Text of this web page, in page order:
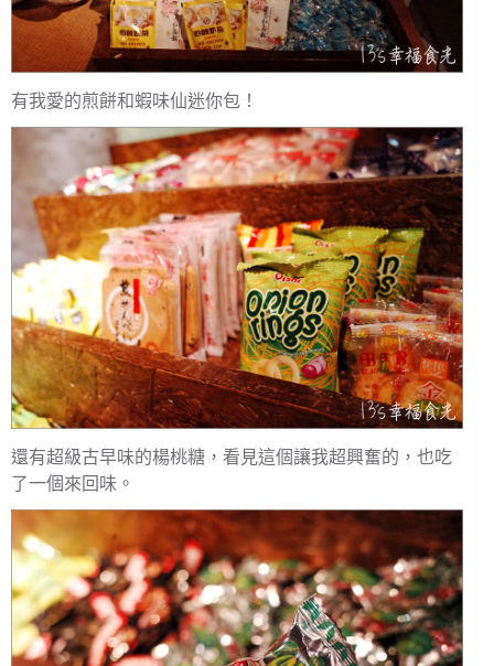
有我愛的煎餅和蝦味仙迷你包！
還有超級古早味的楊桃糖，看見這個讓我超興奮的，也吃
了一個來回味。